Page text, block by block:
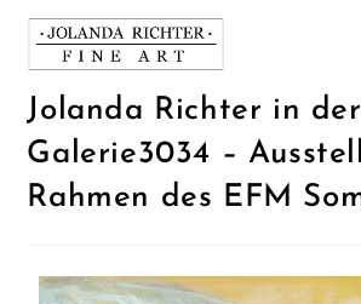
Jolanda Richter in der
Galerie3034 –
Rahmen des EFM